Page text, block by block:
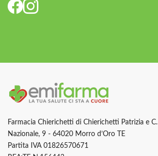
Farmacia Chierichetti di Chierichetti Patrizia e C.
Nazionale, 9 - 64020 Morro d’Oro TE
Partita IVA 01826570671